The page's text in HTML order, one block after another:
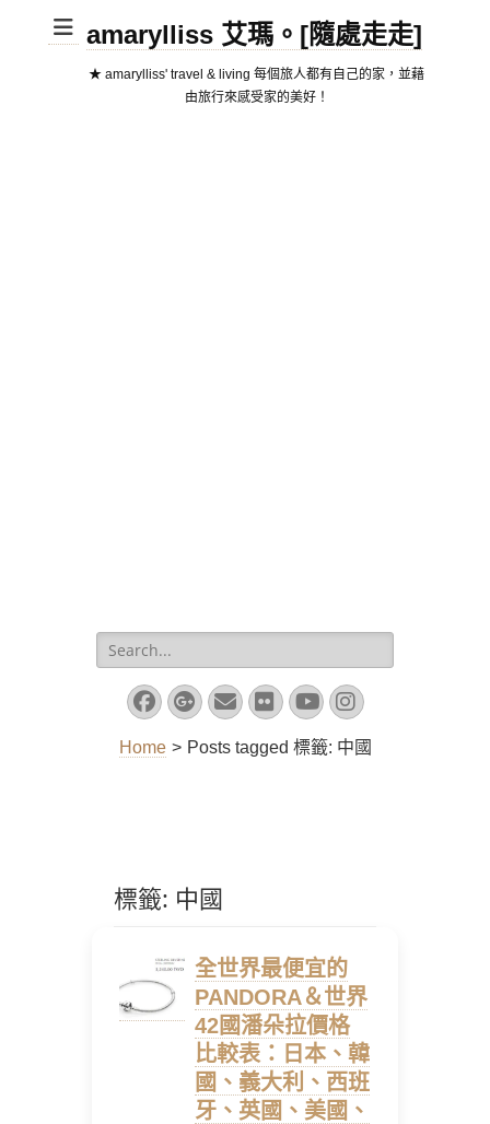
amarylliss 艾瑪。[隨處走走]
★ amarylliss' travel & living 每個旅人都有自己的家，並藉
由旅行來感受家的美好！
Search
for:
Facebook
Googleplus
EmailFlickrYouTube
Instagram
Home > Posts tagged 標籤: 中國
標籤: 中國
全世界最便宜的
PANDORA＆世界
42國潘朵拉價格
比較表：日本、韓
國、義大利、西班
牙、英國、美國、